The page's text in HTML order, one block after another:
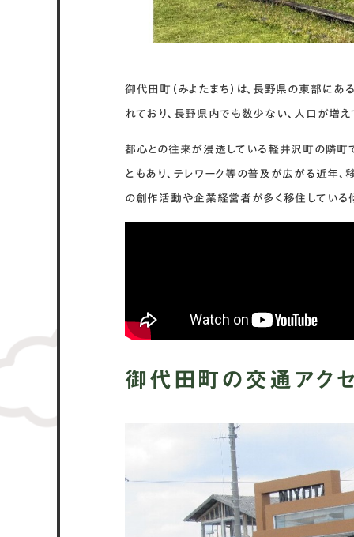
御代田町（みよたまち）は、長野県の東部に
れており、長野県内でも数少ない、人口が増え
都心との往来が浸透している軽井沢町の隣町
ともあり、テレワーク等の普及が広がる近年、
の創作活動や企業経営者が多く移住している
御代田町の交通アク